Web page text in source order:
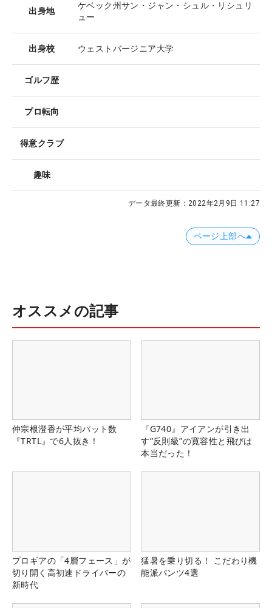
出身地
ケベック州サン・ジャン・シュル・リシュリ
ュー
出身校 ウェストバージニア大学
ゴルフ歴
プロ転向
得意クラブ
趣味
データ最終更新： 2022年2月9日 11:27
ページ上部へ
オススメの記事
仲宗根澄香が平均パット数
『TRTL』で6人抜き！
『G740』アイアンが引き出
す“反則級”の寛容性と飛びは
本当だった！
プロギアの「4層フェース」が
切り開く高初速ドライバーの
新時代
猛暑を乗り切る！ こだわり機
能派パンツ4選